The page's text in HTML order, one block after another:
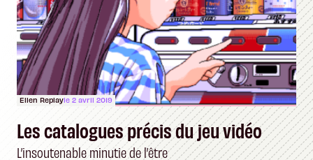
Ellen Replayle 2 avril 2019
Les catalogues précis du jeu vidéo
L’insoutenable minutie de l’être